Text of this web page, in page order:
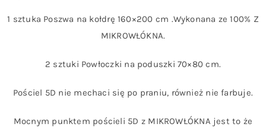
1 sztuka Poszwa na kołdrę 160×200 cm .Wykonana ze 100% Z
MIKROWŁÓKNA.
2 sztuki Powłoczki na poduszki 70×80 cm.
Pościel 5D nie mechaci się po praniu, również nie farbuje.
Mocnym punktem pościeli 5D z MIKROWŁÓKNA jest to że